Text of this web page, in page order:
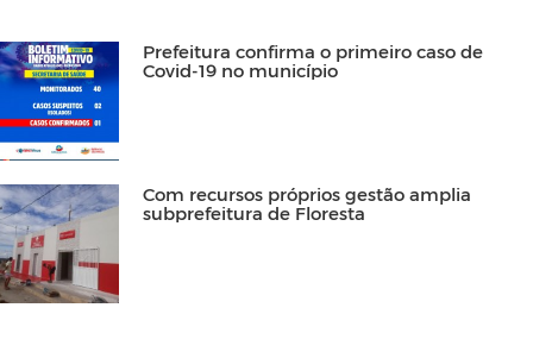
Prefeitura confirma o primeiro caso de
Covid-19 no município
Com recursos próprios gestão amplia
subprefeitura de Floresta